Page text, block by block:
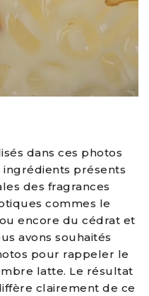
dans ces photos
présents
des fragrances
commes le
encore du cédrat et
avons souhaités
pour rappeler le
latte. Le résultat
clairement de ce